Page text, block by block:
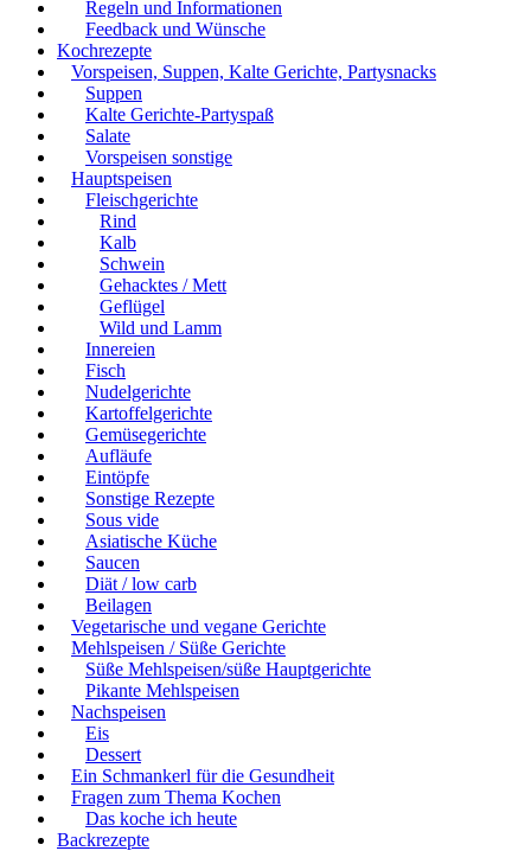
Regeln und Informationen
Feedback und Wünsche
Kochrezepte
Vorspeisen, Suppen, Kalte Gerichte, Partysnacks
Suppen
Kalte Gerichte-Partyspaß
Salate
Vorspeisen sonstige
Hauptspeisen
Fleischgerichte
Rind
Kalb
Schwein
Gehacktes / Mett
Geflügel
Wild und Lamm
Innereien
Fisch
Nudelgerichte
Kartoffelgerichte
Gemüsegerichte
Aufläufe
Eintöpfe
Sonstige Rezepte
Sous vide
Asiatische Küche
Saucen
Diät / low carb
Beilagen
Vegetarische und vegane Gerichte
Mehlspeisen / Süße Gerichte
Süße Mehlspeisen/süße Hauptgerichte
Pikante Mehlspeisen
Nachspeisen
Eis
Dessert
Ein Schmankerl für die Gesundheit
Fragen zum Thema Kochen
Das koche ich heute
Backrezepte